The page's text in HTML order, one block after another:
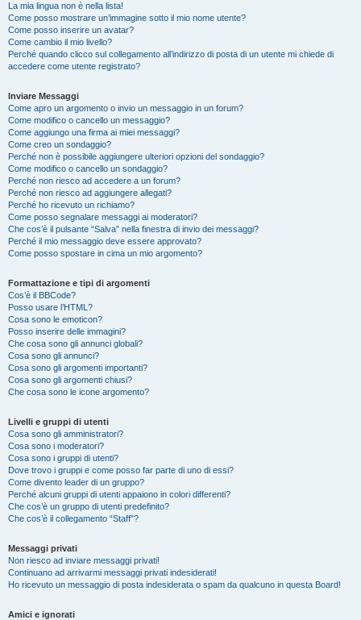
La mia lingua non è nella lista!
Come posso mostrare un’immagine sotto il mio nome utente?
Come posso inserire un avatar?
Come cambio il mio livello?
Perché quando clicco sul collegamento all’indirizzo di posta di un utente mi chiede di
accedere come utente registrato?
Inviare Messaggi
Come apro un argomento o invio un messaggio in un forum?
Come modifico o cancello un messaggio?
Come aggiungo una firma ai miei messaggi?
Come creo un sondaggio?
Perché non è possibile aggiungere ulteriori opzioni del sondaggio?
Come modifico o cancello un sondaggio?
Perché non riesco ad accedere a un forum?
Perché non riesco ad aggiungere allegati?
Perché ho ricevuto un richiamo?
Come posso segnalare messaggi ai moderatori?
Che cos’è il pulsante “Salva” nella finestra di invio dei messaggi?
Perché il mio messaggio deve essere approvato?
Come posso spostare in cima un mio argomento?
Formattazione e tipi di argomenti
Cos’è il BBCode?
Posso usare l’HTML?
Cosa sono le emoticon?
Posso inserire delle immagini?
Che cosa sono gli annunci globali?
Cosa sono gli annunci?
Cosa sono gli argomenti importanti?
Cosa sono gli argomenti chiusi?
Che cosa sono le icone argomento?
Livelli e gruppi di utenti
Cosa sono gli amministratori?
Cosa sono i moderatori?
Cosa sono i gruppi di utenti?
Dove trovo i gruppi e come posso far parte di uno di essi?
Come divento leader di un gruppo?
Perché alcuni gruppi di utenti appaiono in colori differenti?
Che cos’è un gruppo di utenti predefinito?
Che cos’è il collegamento “Staff”?
Messaggi privati
Non riesco ad inviare messaggi privati!
Continuano ad arrivarmi messaggi privati indesiderati!
Ho ricevuto un messaggio di posta indesiderata o spam da qualcuno in questa Board!
Amici e ignorati